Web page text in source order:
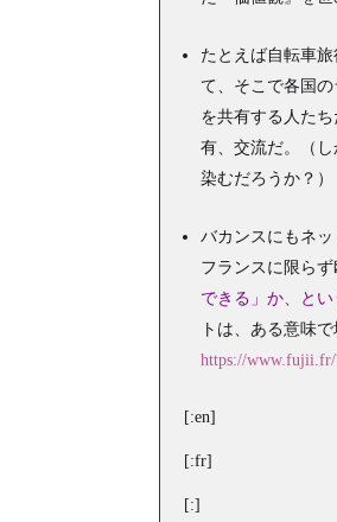
たとえば自転車
て、そこで各国
を共有する人た
有、交流だ。（
染むだろうか？）
バカンスにもネ
フランスに限ら
できる」か、と
トは、ある意味
https://www.fujii.fr/
[:en]
[:fr]
[:]